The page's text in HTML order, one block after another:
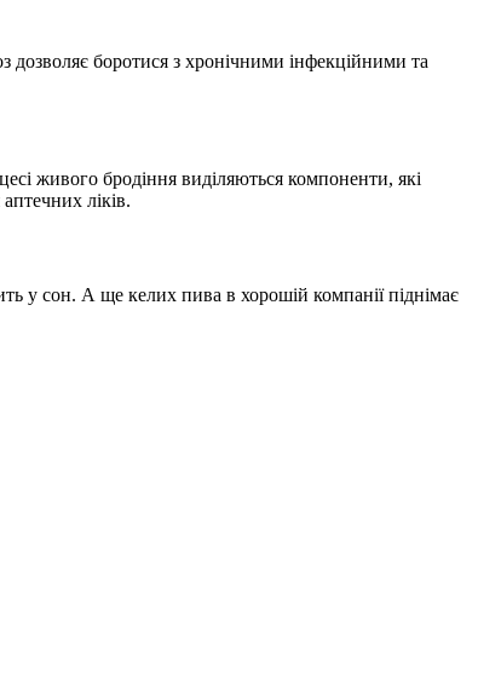
дозволяє боротися з хронічними інфекційними та
живого бродіння виділяються компоненти, які
ліків.
у сон. А ще келих пива в хорошій компанії піднімає